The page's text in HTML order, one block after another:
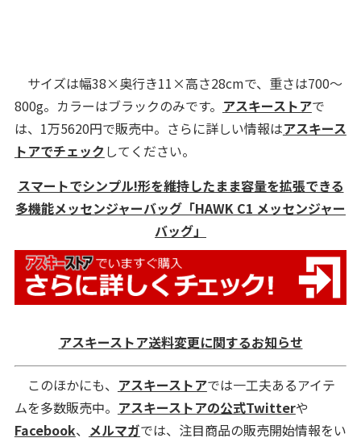
サイズは幅38×奥行き11×高さ28cmで、重さは700～
800g。カラーはブラックのみです。 アスキーストアで
は、1万5620円で販売中。さらに詳しい情報はアスキース
トアでチェックしてください。
スマートでシンプル!形を維持したまま容量を拡張できる
多機能メッセンジャーバッグ「HAWK C1 メッセンジャー
バッグ」
アスキーストア送料変更に関するお知らせ
このほかにも、 アスキーストアでは一工夫あるアイテ
ムを多数販売中。 アスキーストアの公式Twitterや
Facebook、 メルマガでは、注目商品の販売開始情報をい